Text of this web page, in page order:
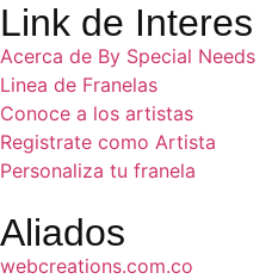
Link de Interes
Acerca de By Special Needs
Linea de Franelas
Conoce a los artistas
Registrate como Artista
Personaliza tu franela
Aliados
webcreations.com.co